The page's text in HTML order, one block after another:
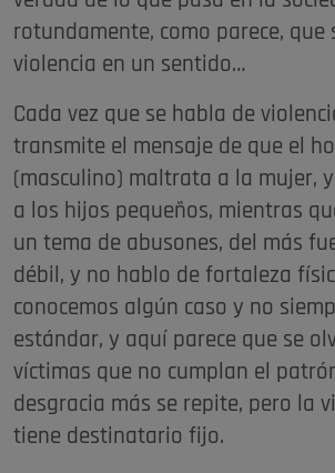
rotundamente, como parece, que
violencia en un sentido…
Cada vez que se habla de
transmite el mensaje de que el
(masculino) maltrata a la mujer,
a los hijos pequeños, mientras
un tema de abusones, del más
débil, y no hablo de fortaleza
conocemos algún caso y no
estándar, y aquí parece que se
víctimas que no cumplan el
desgracia más se repite, pero la
tiene destinatario fijo.